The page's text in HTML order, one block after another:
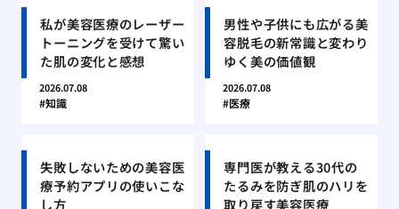
私が美容医療のレーザー
トーニングを受けて驚い
た肌の変化と感想
2026.07.08
知識
男性や子供にも広がる美
容脱毛の新常識と変わり
ゆく美の価値観
2026.07.08
医療
失敗しないための美容医
療予約アプリの使いこな
し方
専門医が教える30代の
たるみを防ぎ肌のハリを
取り戻す美容医療